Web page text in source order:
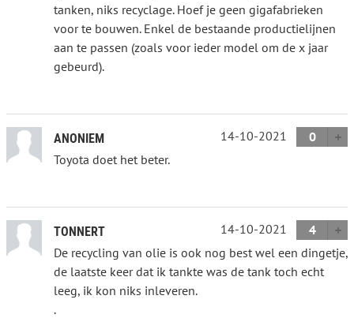
tanken, niks recyclage. Hoef je geen gigafabrieken
voor te bouwen. Enkel de bestaande productielijnen
aan te passen (zoals voor ieder model om de x jaar
gebeurd).
ANONIEM 14-10-2021
0
Toyota doet het beter.
TONNERT 14-10-2021
4
De recycling van olie is ook nog best wel een dingetje,
de laatste keer dat ik tankte was de tank toch echt
leeg, ik kon niks inleveren.
.